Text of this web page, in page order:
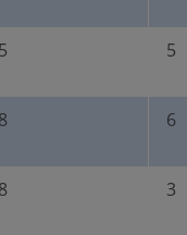
5
6
3